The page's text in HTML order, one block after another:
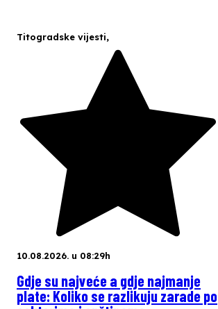
Titogradske vijesti,
10.08.2026. u 08:29h
Gdje su najveće a gdje najmanje
plate: Koliko se razlikuju zarade po